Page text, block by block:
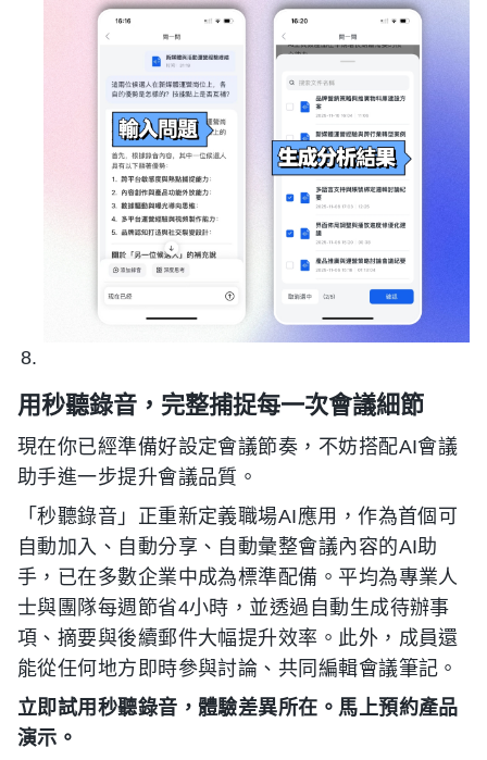
用秒聽錄音，完整捕捉每一次會議細節
現在你已經準備好設定會議節奏，不妨搭配AI會議
助手進一步提升會議品質。
「秒聽錄音」正重新定義職場AI應用，作為首個可
自動加入、自動分享、自動彙整會議內容的AI助
手，已在多數企業中成為標準配備。平均為專業人
士與團隊每週節省4小時，並透過自動生成待辦事
項、摘要與後續郵件大幅提升效率。此外，成員還
能從任何地方即時參與討論、共同編輯會議筆記。
立即試用秒聽錄音，體驗差異所在。馬上預約產品
演示。